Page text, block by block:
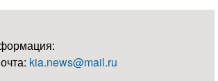
kia.news@mail.ru